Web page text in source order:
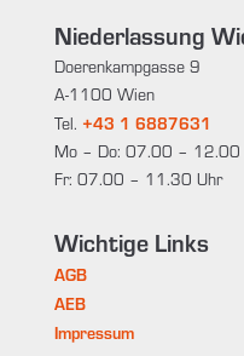
Niederlassung
Doerenkampgasse 9
A-1100 Wien
Tel. +43 1 6887631
Mo – Do: 07.00 –
Fr: 07.00 – 11.30 Uhr
Wichtige Links
AGB
AEB
Impressum